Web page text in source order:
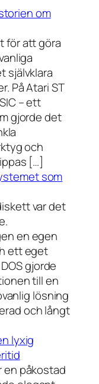
om
för att göra
självklara
På Atari ST
– ett
gjorde det
och
[…]
som
var det
en egen
ett eget
gjorde
till en
lösning
och långt
lyxig
en påkostad